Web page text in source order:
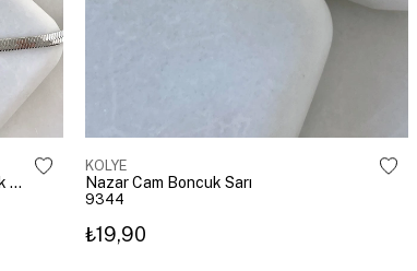
Çelik İtalyan Zincir Kolye Gümüş Renk 40 cm
KOLYE
Nazar Cam Boncuk Sarı
9344
₺19,90